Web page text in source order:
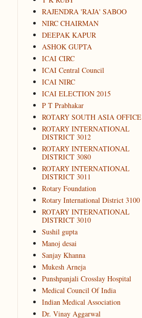
RAJENDRA 'RAJA' SABOO
NIRC CHAIRMAN
DEEPAK KAPUR
ASHOK GUPTA
ICAI CIRC
ICAI Central Council
ICAI NIRC
ICAI ELECTION 2015
P T Prabhakar
ROTARY SOUTH ASIA OFFICE
ROTARY INTERNATIONAL
DISTRICT 3012
ROTARY INTERNATIONAL
DISTRICT 3080
ROTARY INTERNATIONAL
DISTRICT 3011
Rotary Foundation
Rotary International District 3100
ROTARY INTERNATIONAL
DISTRICT 3010
Sushil gupta
Manoj desai
Sanjay Khanna
Mukesh Arneja
Punshpanjali Crosslay Hospital
Medical Council Of India
Indian Medical Association
Dr. Vinay Aggarwal